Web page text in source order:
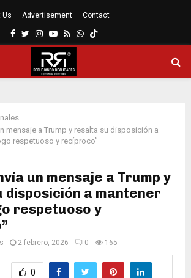
Us Advertisement Contact
Facebook
Twitter
Instagram
Youtube
RssWhatsapp
mensaje a Trump y resalta su disposición a
respetuoso y recíproco”
un mensaje a Trump y
disposición a mantener
respetuoso y
2 febrero, 2026 0 165
0